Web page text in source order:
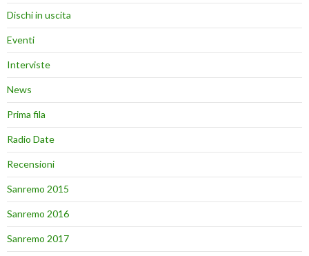
Dischi in uscita
Eventi
Interviste
News
Prima fila
Radio Date
Recensioni
Sanremo 2015
Sanremo 2016
Sanremo 2017